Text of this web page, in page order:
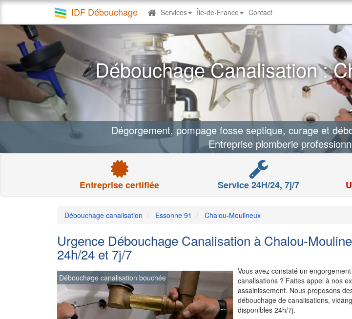
IDF Débouchage Debouchage
Services Île-de-France Contact
Débouchage Canalisation :
Dégorgement, pompage fosse septique, curage et
Entreprise plomberie
Entreprise certifiée Service 24H/24, 7j/7
Débouchage canalisation Essonne 91 Chalou-Moulineux
Urgence Débouchage Canalisation à Chalou-
24h/24 et 7j/7
Débouchage canalisation bouchée
Vous avez constaté un
canalisations ? Faites appel à nos
assainissement. Nous proposons
débouchage de canalisations,
disponibles 24h/7j.